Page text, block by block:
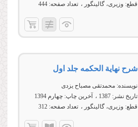
قطع: وزیری، گالینگور تعداد صفحه: 444
شرح نهایة الحكمه جلد اول
نویسنده: محمدتقی مصباح یزدی
تاریخ نشر: 1387 آخرین چاپ: چهارم 1394
قطع: وزیری، گالینگور تعداد صفحه: 312